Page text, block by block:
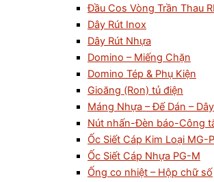
Đầu Cos Vòng Trần Thau
Dây Rút Inox
Dây Rút Nhựa
Domino – Miếng Chặn
Domino Tép & Phụ Kiện
Gioăng (Ron) tủ điện
Máng Nhựa – Đế Dán –
Nút nhấn-Đèn báo-Công
Ốc Siết Cáp Kim Loại MG-
Ốc Siết Cáp Nhựa PG-M
Ống co nhiệt – Hộp chữ số